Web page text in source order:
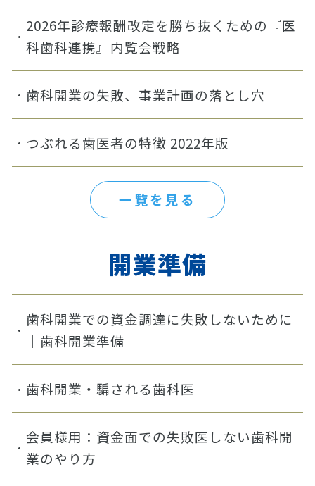
2026年診療報酬改定を勝ち抜くための『医
科歯科連携』内覧会戦略
歯科開業の失敗、事業計画の落とし穴
つぶれる歯医者の特徴 2022年版
一覧を見る
開業準備
歯科開業での資金調達に失敗しないために
｜歯科開業準備
歯科開業・騙される歯科医
会員様用：資金面での失敗医しない歯科開
業のやり方